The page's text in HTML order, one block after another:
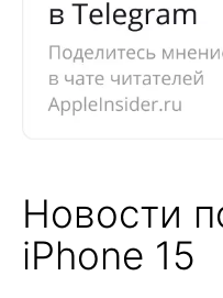
Новости
iPhone 15